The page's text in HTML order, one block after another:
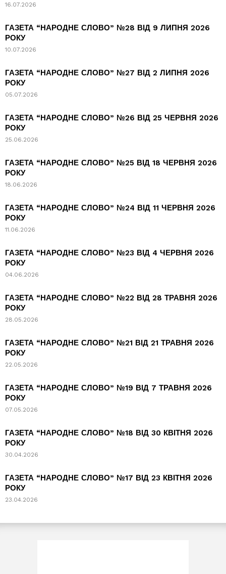
16.07.2026
ГАЗЕТА “НАРОДНЕ СЛОВО” №28 ВІД 9 ЛИПНЯ 2026
РОКУ
10.07.2026
ГАЗЕТА “НАРОДНЕ СЛОВО” №27 ВІД 2 ЛИПНЯ 2026
РОКУ
05.07.2026
ГАЗЕТА “НАРОДНЕ СЛОВО” №26 ВІД 25 ЧЕРВНЯ 2026
РОКУ
25.06.2026
ГАЗЕТА “НАРОДНЕ СЛОВО” №25 ВІД 18 ЧЕРВНЯ 2026
РОКУ
18.06.2026
ГАЗЕТА “НАРОДНЕ СЛОВО” №24 ВІД 11 ЧЕРВНЯ 2026
РОКУ
11.06.2026
ГАЗЕТА “НАРОДНЕ СЛОВО” №23 ВІД 4 ЧЕРВНЯ 2026
РОКУ
04.06.2026
ГАЗЕТА “НАРОДНЕ СЛОВО” №22 ВІД 28 ТРАВНЯ 2026
РОКУ
28.05.2026
ГАЗЕТА “НАРОДНЕ СЛОВО” №21 ВІД 21 ТРАВНЯ 2026
РОКУ
22.05.2026
ГАЗЕТА “НАРОДНЕ СЛОВО” №19 ВІД 7 ТРАВНЯ 2026
РОКУ
07.05.2026
ГАЗЕТА “НАРОДНЕ СЛОВО” №18 ВІД 30 КВІТНЯ 2026
РОКУ
30.04.2026
ГАЗЕТА “НАРОДНЕ СЛОВО” №17 ВІД 23 КВІТНЯ 2026
РОКУ
23.04.2026